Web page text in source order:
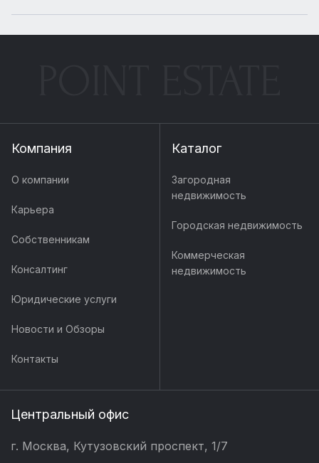
Компания
О компании
Карьера
Собственникам
Консалтинг
Юридические услуги
Новости и Обзоры
Контакты
Каталог
Загородная
недвижимость
Городская недвижимость
Коммерческая
недвижимость
Центральный офис
г. Москва, Кутузовский проспект, 1/7